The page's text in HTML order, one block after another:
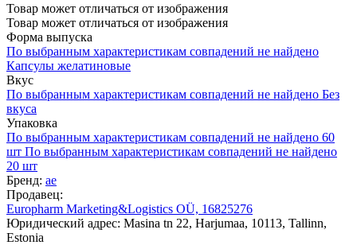
Товар может отличаться от изображения
Товар может отличаться от изображения
Форма выпуска
По выбранным характеристикам совпадений не найдено
Капсулы желатиновые
Вкус
По выбранным характеристикам совпадений не найдено Без
вкуса
Упаковка
По выбранным характеристикам совпадений не найдено 60
шт По выбранным характеристикам совпадений не найдено
20 шт
Бренд: ae
Продавец:
Europharm Marketing&Logistics OÜ, 16825276
Юридический адрес: Masina tn 22, Harjumaa, 10113, Tallinn,
Estonia